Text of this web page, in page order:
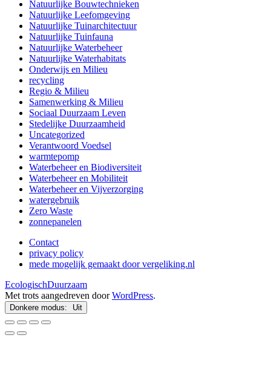
Natuurlijke Bouwtechnieken
Natuurlijke Leefomgeving
Natuurlijke Tuinarchitectuur
Natuurlijke Tuinfauna
Natuurlijke Waterbeheer
Natuurlijke Waterhabitats
Onderwijs en Milieu
recycling
Regio & Milieu
Samenwerking & Milieu
Sociaal Duurzaam Leven
Stedelijke Duurzaamheid
Uncategorized
Verantwoord Voedsel
warmtepomp
Waterbeheer en Biodiversiteit
Waterbeheer en Mobiliteit
Waterbeheer en Vijverzorging
watergebruik
Zero Waste
zonnepanelen
Contact
privacy policy
mede mogelijk gemaakt door vergeliking.nl
EcologischDuurzaam
Met trots aangedreven doorWordPress.
Donkere modus: